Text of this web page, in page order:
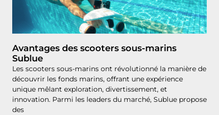
Avantages des scooters sous-marins
Sublue
Les scooters sous-marins ont révolutionné la manière de
découvrir les fonds marins, offrant une expérience
unique mêlant exploration, divertissement, et
innovation. Parmi les leaders du marché, Sublue propose
des